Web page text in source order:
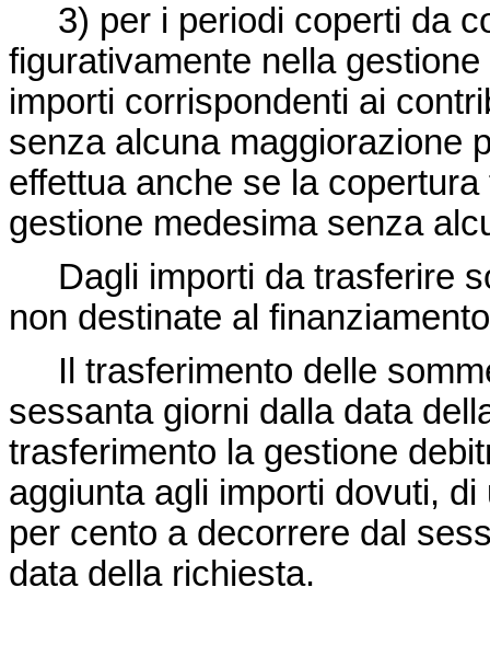
3) per i periodi coperti da
figurativamente nella
importi corrispondenti ai
senza alcuna maggiorazione
effettua anche se la
gestione medesima senza
Dagli importi da trasferire
non destinate al
Il trasferimento delle
sessanta giorni dalla data
trasferimento la gestione
aggiunta agli importi dovuti,
per cento a decorrere dal
data della richiesta.